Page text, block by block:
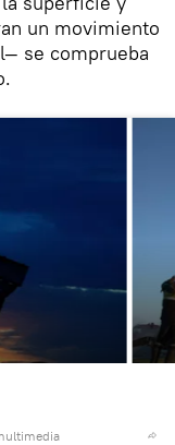
un movimiento
se comprueba